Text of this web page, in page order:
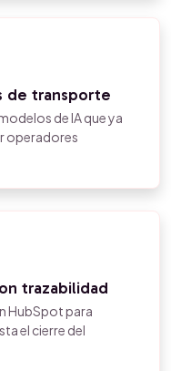
de transporte
de IA que ya
operadores
trazabilidad
HubSpot para
el cierre del